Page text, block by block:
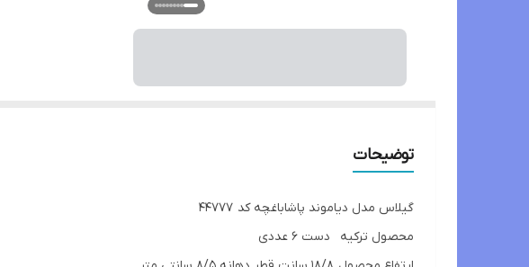
توضیحات
گیلاس مدل دیاموند پاشاباغچه کد 44777
محصول ترکیه دست 6 عددی